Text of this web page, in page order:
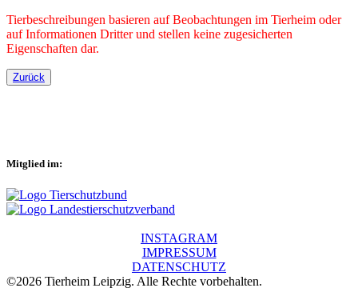
Tierbeschreibungen basieren auf Beobachtungen im Tierheim oder
auf Informationen Dritter und stellen keine zugesicherten
Eigenschaften dar.
Zurück
Mitglied im:
INSTAGRAM
IMPRESSUM
DATENSCHUTZ
©2026 Tierheim Leipzig. Alle Rechte vorbehalten.